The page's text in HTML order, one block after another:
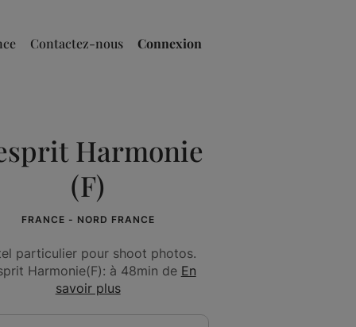
Contactez-nous Connexion
Harmonie
(F)
FRANCE - NORD FRANCE
particulier pour shoot photos.
Harmonie(F): à 48min de En
savoir plus